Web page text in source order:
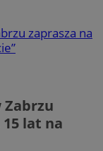
zaprasza na
Zabrzu
lat na